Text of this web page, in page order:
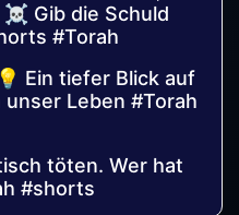
☠️ Gib die Schuld
#Torah
Ein tiefer Blick auf
Leben #Torah
töten. Wer hat
#shorts